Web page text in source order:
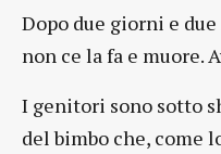
Dopo due giorni e
non ce la fa e muore.
I genitori sono sotto
del bimbo che, come